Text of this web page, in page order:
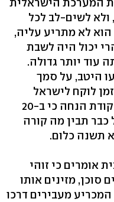
ולא לשים-לב לכל
לא מתריע עליה,
יכול היה לשבת
עוד יותר גדולה.
היטב, על סמך
לוקח לישראל
לגייס מילואים. הם יצאו מתוך נקודת הנחה כי ב-20
תבין מה קורה
תשנה כלום.
אומרים כי זוהי
מזינים אותו
המכריע מעבירים דרכו